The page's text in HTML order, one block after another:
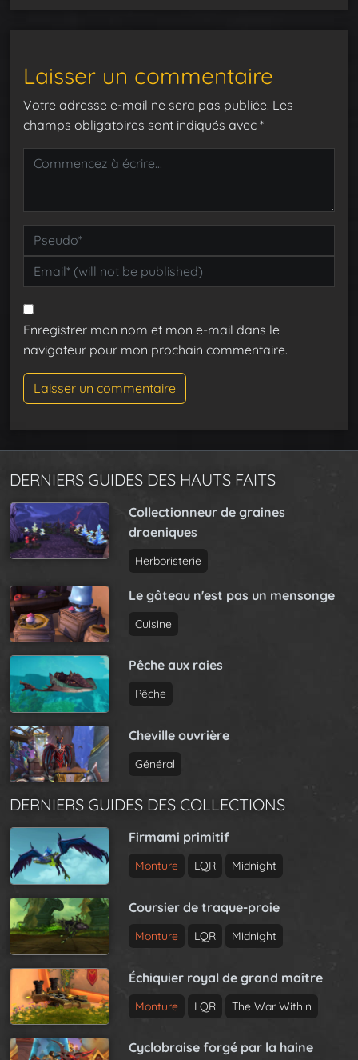
Laisser un commentaire
Votre adresse e-mail ne sera pas publiée. Les
champs obligatoires sont indiqués avec *
Enregistrer mon nom et mon e-mail dans le
navigateur pour mon prochain commentaire.
DERNIERS GUIDES DES HAUTS FAITS
Collectionneur de graines
draeniques
Herboristerie
Le gâteau n'est pas un mensonge
Cuisine
Pêche aux raies
Pêche
Cheville ouvrière
Général
DERNIERS GUIDES DES COLLECTIONS
Firmami primitif
Monture LQR Midnight
Coursier de traque-proie
Monture LQR Midnight
Échiquier royal de grand maître
Monture LQR The War Within
Cyclobraise forgé par la haine